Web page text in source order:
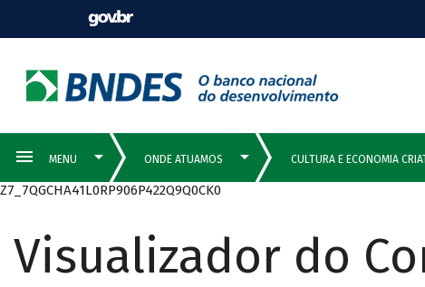
Z7_7QGCHA41L0RP906P422Q9Q0CK0
Visualizador do